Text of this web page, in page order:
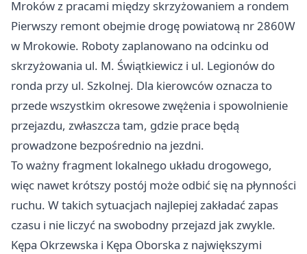
Mroków z pracami między skrzyżowaniem a rondem
Pierwszy remont obejmie drogę powiatową nr 2860W
w Mrokowie. Roboty zaplanowano na odcinku od
skrzyżowania ul. M. Świątkiewicz i ul. Legionów do
ronda przy ul. Szkolnej. Dla kierowców oznacza to
przede wszystkim okresowe zwężenia i spowolnienie
przejazdu, zwłaszcza tam, gdzie prace będą
prowadzone bezpośrednio na jezdni.
To ważny fragment lokalnego układu drogowego,
więc nawet krótszy postój może odbić się na płynności
ruchu. W takich sytuacjach najlepiej zakładać zapas
czasu i nie liczyć na swobodny przejazd jak zwykle.
Kępa Okrzewska i Kępa Oborska z największymi